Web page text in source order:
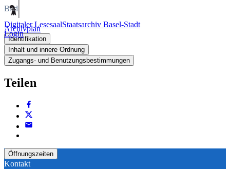
Digitaler LesesaalStaatsarchiv Basel-Stadt
Login
Bild
Archivplan
Identifikation
Inhalt und innere Ordnung
Zugangs- und Benutzungsbestimmungen
Teilen
Öffnungszeiten
Kontakt